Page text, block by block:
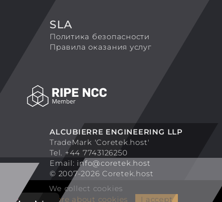
ALCUBIERRE ENGINEERING LLP
TradeMark 'Coretek.host'
Tel. +44 7743126250
Email: info@coretek.host
© 2007-2026 Coretek.host
SLA
Политика безопасности
Правила оказания услуг
We collect cookies
More about cookies
I accept